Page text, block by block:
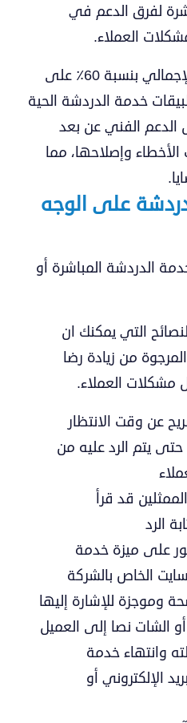
لفرق الدعم في
العملاء.
وخفضت زمن الاستجابة الإجمالي بنسبة 60٪ على
خدمة الدردشة الحية
الفني عن بعد
وإصلاحها، مما
على الوجه
الدردشة المباشرة أو
التي يمكنك ان
من زيادة رضا
مشكلات العملاء.
عن وقت الانتظار
يتم الرد عليه من
قد قرأ
الرد
على ميزة خدمة
الخاص بالشركة
وموجزة للإشارة إليها
الشات نصا إلى العميل
وانتهاء خدمة
الإلكتروني أو